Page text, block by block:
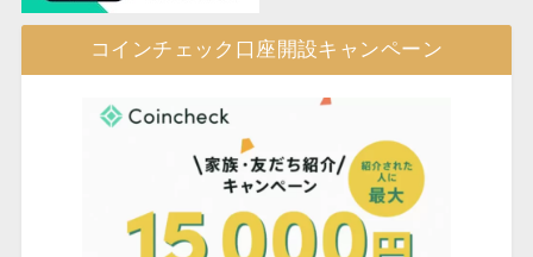
コインチェック口座開設キャンペーン